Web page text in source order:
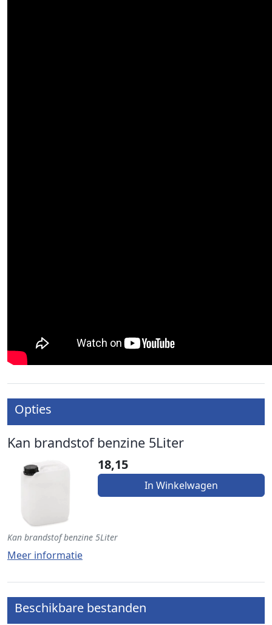
Opties
Kan brandstof benzine 5Liter
18,15
In Winkelwagen
Kan brandstof benzine 5Liter
Meer informatie
Beschikbare bestanden